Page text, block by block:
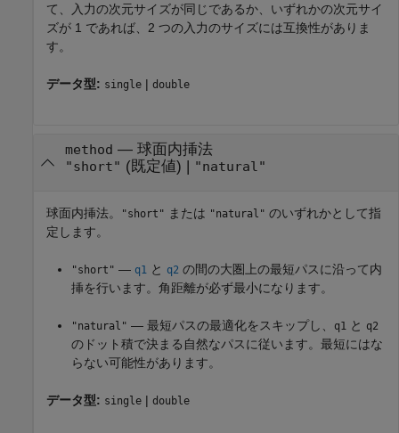
て、入力の次元サイズが同じであるか、いずれかの次元サイ
ズが 1 であれば、2 つの入力のサイズには互換性がありま
す。
データ型: single | double
method — 球面内挿法
"short" (既定値) | "natural"
球面内挿法。 "short" または "natural" のいずれかとして指
定します。
"short" — q1 と q2 の間の大圏上の最短パスに沿って内
挿を行います。角距離が必ず最小になります。
"natural" — 最短パスの最適化をスキップし、 q1 と q2
のドット積で決まる自然なパスに従います。最短にはな
らない可能性があります。
データ型: single | double